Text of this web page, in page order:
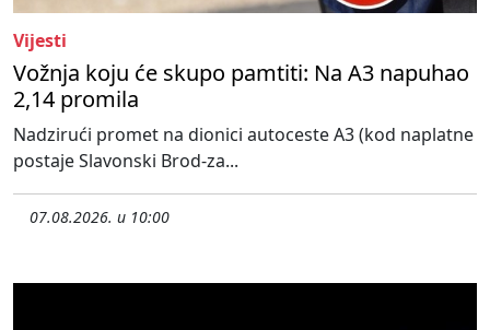
Vijesti
Vožnja koju će skupo pamtiti: Na A3 napuhao
2,14 promila
Nadzirući promet na dionici autoceste A3 (kod naplatne
postaje Slavonski Brod-za...
07.08.2026. u 10:00